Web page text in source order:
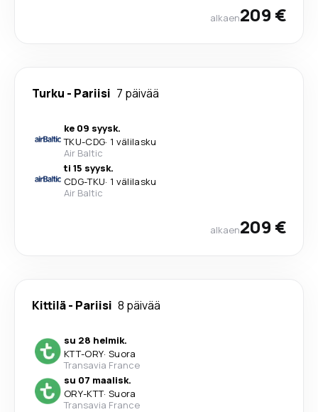
alkaen209 €
Turku - Pariisi 7 päivää
ke 09 syysk.
TKU-CDG· 1 välilasku
Air Baltic
ti 15 syysk.
CDG-TKU· 1 välilasku
Air Baltic
alkaen209 €
Kittilä- Pariisi 8 päivää
su 28 helmik.
KTT-ORY· Suora
Transavia France
su 07 maalisk.
ORY-KTT· Suora
Transavia France